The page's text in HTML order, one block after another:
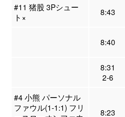
#11 猪股 3Pシュー
ト×
8:43
8:40
8:31
2-6
#4 小熊 パーソナル
ファウル(1-1:1) フリ
8:23